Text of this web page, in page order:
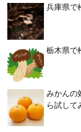
兵庫県で
栃木県で
みかんの
ら試して